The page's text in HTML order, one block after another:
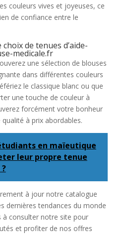
couleurs vives et joyeuses, ce
de confiance entre le
de tenues d’aide-
medicale.fr
une sélection de blouses
dans différentes couleurs
le classique blanc ou que
une touche de couleur à
forcément votre bonheur
à prix abordables.
en maïeutique
leur propre tenue
à jour notre catalogue
dernières tendances du monde
à consulter notre site pour
et profiter de nos offres